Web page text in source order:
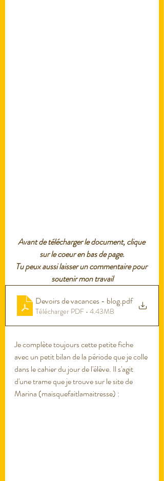
Avant de télécharger le document, clique
sur le coeur en bas de page.
Tu peux aussi laisser un commentaire pour
soutenir mon travail
Devoirs de vacances - blog.pdf
Télécharger PDF • 4.43MB
Je complète toujours cette petite fiche
avec un petit bilan de la période que je colle
dans le cahier du jour de l'élève. Il s'agit
d'une trame que je trouve sur le site de
Marina (maisquefaitlamaitresse) :